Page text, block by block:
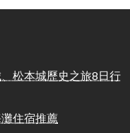
松本城歷史之旅8日行
住宿推薦